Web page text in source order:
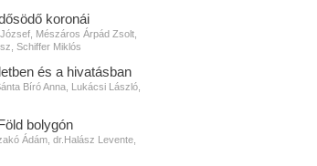
koronái
Mészáros Árpád Zsolt,
Schiffer Miklós
és a hivatásban
Bíró Anna, Lukácsi László,
bolygón
Ádám, dr.Halász Levente,